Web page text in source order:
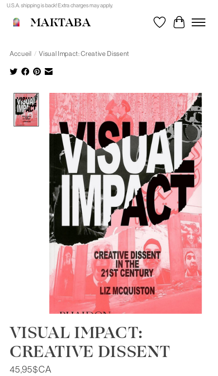
U.S.A. shipping is back! Extra charges may apply.
MAKTABA Liste de souhaits
Panier
Accueil / Visual Impact: Creative Dissent
Product image slideshow Items
VISUAL IMPACT:
CREATIVE DISSENT
45,95$CA